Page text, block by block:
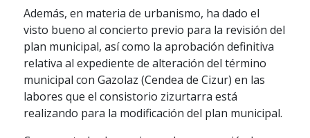
Además, en materia de urbanismo, ha dado el
visto bueno al concierto previo para la revisión del
plan municipal, así como la aprobación definitiva
relativa al expediente de alteración del término
municipal con Gazolaz (Cendea de Cizur) en las
labores que el consistorio zizurtarra está
realizando para la modificación del plan municipal.